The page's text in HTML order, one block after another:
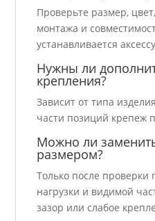
Проверьте размер,
монтажа и
устанавливается
Нужны ли
крепления?
Зависит от типа
части позиций крепеж
Можно ли
размером?
Только после проверки
нагрузки и видимой
зазор или слабое